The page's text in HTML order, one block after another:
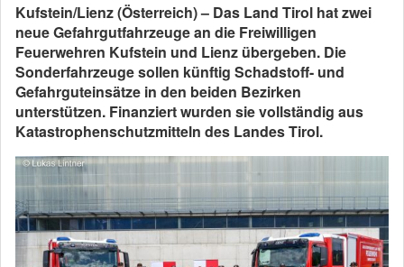
Kufstein/Lienz (Österreich) – Das Land Tirol hat zwei
neue Gefahrgutfahrzeuge an die Freiwilligen
Feuerwehren Kufstein und Lienz übergeben. Die
Sonderfahrzeuge sollen künftig Schadstoff- und
Gefahrguteinsätze in den beiden Bezirken
unterstützen. Finanziert wurden sie vollständig aus
Katastrophenschutzmitteln des Landes Tirol.